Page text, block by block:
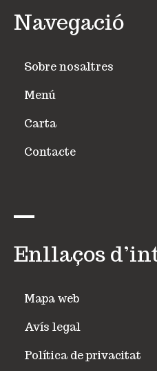
Navegació
Sobre nosaltres
Menú
Carta
Contacte
Enllaços
Mapa web
Avís legal
Política de privacitat